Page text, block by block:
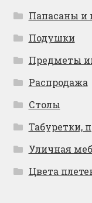
Папасаны и
Подушки
Предметы
Распродажа
Столы
Табуретки,
Уличная
Цвета